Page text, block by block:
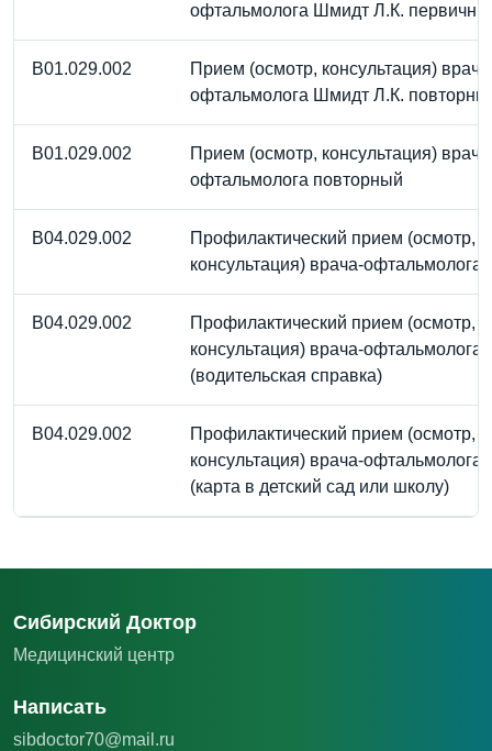
офтальмолога Шмидт Л.К.
B01.029.002
Прием (осмотр, консультация) врача
офтальмолога Шмидт Л.К.
B01.029.002
Прием (осмотр, консультация)
офтальмолога повторный
B04.029.002
Профилактический прием (осмотр,
консультация) врача-офтальмолога
B04.029.002
Профилактический прием (осмотр,
консультация) врача-офтальмолога
(водительская справка)
B04.029.002
Профилактический прием (осмотр,
консультация) врача-офтальмолога
(карта в детский сад или школу)
Сибирский Доктор
Медицинский центр
Написать
sibdoctor70@mail.ru